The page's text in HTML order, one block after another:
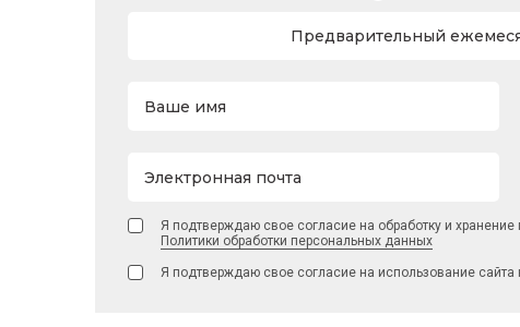
Предварительный
Ваше имя
Электронная почта
Я подтверждаю свое согласие на обработку и
Политики обработки персональных данных
Я подтверждаю свое согласие на использование сайта